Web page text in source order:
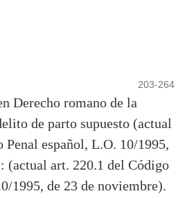
203-264
Derecho romano de la
de parto supuesto (actual
español, L.O. 10/1995,
(actual art. 220.1 del Código
1995, de 23 de noviembre).